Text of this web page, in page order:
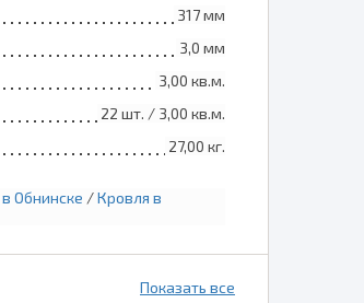
317 мм
3,0 мм
3,00 кв.м.
22 шт. / 3,00 кв.м.
27,00 кг.
Обнинске /Кровля в
Показать все